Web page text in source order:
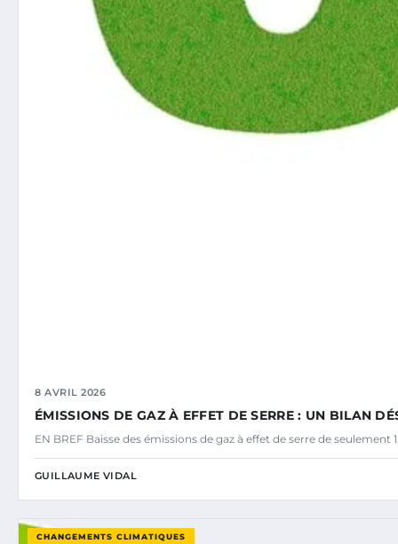
8 AVRIL 2026
ÉMISSIONS DE GAZ À EFFET DE SERRE : UN BILAN
EN BREF Baisse des émissions de gaz à effet de serre de seulement
GUILLAUME VIDAL
CHANGEMENTS CLIMATIQUES